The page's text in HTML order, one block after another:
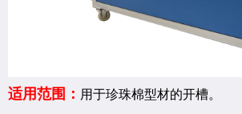
适用范围： 用于珍珠棉型材的开槽。